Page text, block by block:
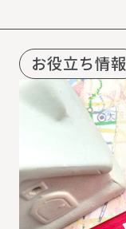
お役立ち情報